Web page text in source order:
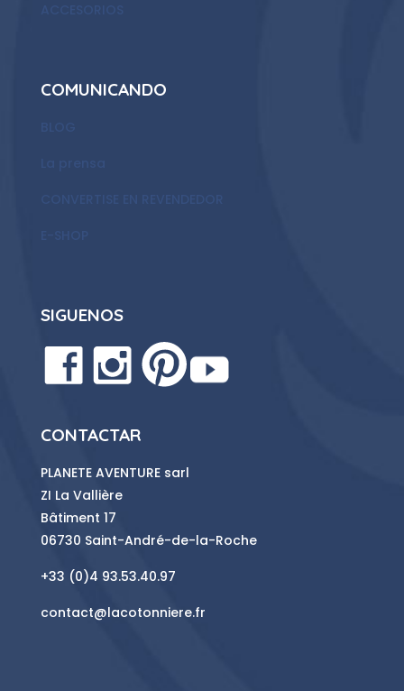
ACCESORIOS
COMUNICANDO
BLOG
CONVERTISE EN REVENDEDOR
E-SHOP
SIGUENOS
CONTACTAR
PLANETE AVENTURE sarl
ZI La Vallière
Bâtiment 17
06730 Saint-André-de-la-Roche
+33 (0)4 93.53.40.97
contact@lacotonniere.fr